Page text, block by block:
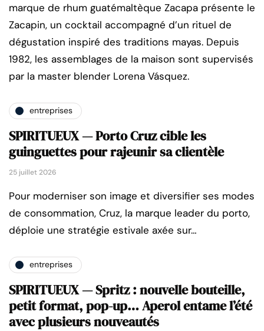
marque de rhum guatémaltèque Zacapa présente le
Zacapin, un cocktail accompagné d’un rituel de
dégustation inspiré des traditions mayas. Depuis
1982, les assemblages de la maison sont supervisés
par la master blender Lorena Vásquez.
entreprises
SPIRITUEUX — Porto Cruz cible les
guinguettes pour rajeunir sa clientèle
25 juillet 2026
Pour moderniser son image et diversifier ses modes
de consommation, Cruz, la marque leader du porto,
déploie une stratégie estivale axée sur…
entreprises
SPIRITUEUX — Spritz : nouvelle bouteille,
petit format, pop-up… Aperol entame l’été
avec plusieurs nouveautés